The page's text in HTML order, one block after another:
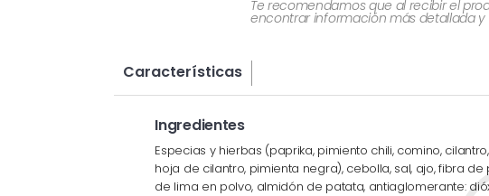
Te recomendamos que al recibir el
encontrar información más detallada
Características
Ingredientes
Especias y hierbas (paprika, pimiento chili, comino,
hoja de cilantro, pimienta negra), cebolla, sal, ajo, fibra de
de lima en polvo, almidón de patata, antiaglomerante: